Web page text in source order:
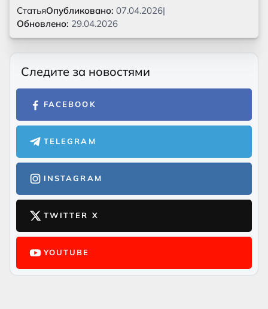
СтатьяОпубликовано: 07.04.2026|
Обновлено: 29.04.2026
Следите за новостями
FACEBOOK
TELEGRAM
INSTAGRAM
TWITTER X
YOUTUBE